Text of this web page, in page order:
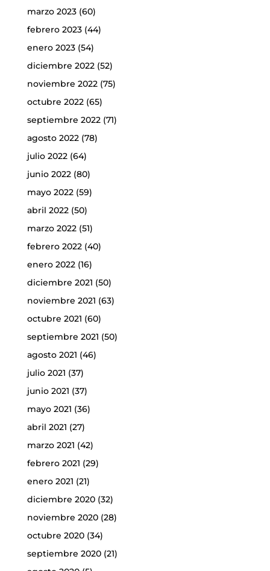
marzo 2023(60)
febrero 2023(44)
enero 2023(54)
diciembre 2022(52)
noviembre 2022(75)
octubre 2022(65)
septiembre 2022(71)
agosto 2022(78)
julio 2022(64)
junio 2022(80)
mayo 2022(59)
abril 2022(50)
marzo 2022(51)
febrero 2022(40)
enero 2022(16)
diciembre 2021 (50)
noviembre 2021 (63)
octubre 2021 (60)
septiembre 2021 (50)
agosto 2021 (46)
julio 2021 (37)
junio 2021 (37)
mayo 2021 (36)
abril 2021 (27)
marzo 2021 (42)
febrero 2021 (29)
enero 2021 (21)
diciembre 2020(32)
noviembre 2020(28)
octubre 2020(34)
septiembre 2020(21)